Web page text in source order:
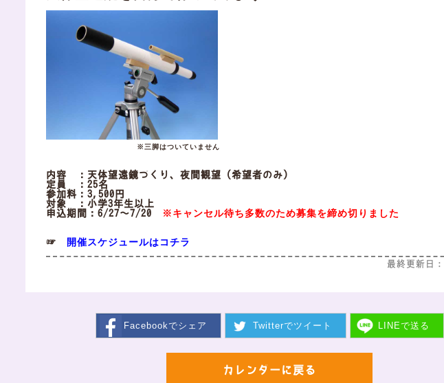
※三脚はついていません
内容 ：天体望遠鏡づくり、夜間観望（希望者のみ）
定員 ：25名
参加料：3,500円
対象 ：小学3年生以上
申込期間：6/27～7/20
※キャンセル待ち多数のため募集を締め切りました
☞ 開催スケジュールはコチラ
最終更新日
Facebookでシェア Twitterでツイート LINEで送る
カレンダーに戻る